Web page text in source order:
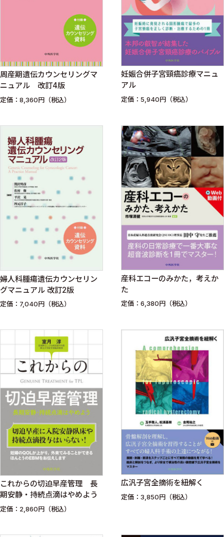
周産期遺伝カウンセリングマ
ニュアル 改訂4版
定価：8,360円（税込）
妊娠合併子宮頸癌診療マニュ
アル
定価：5,940円（税込）
婦人科腫瘍遺伝カウンセリン
グマニュアル 改訂2版
定価：7,040円（税込）
産科エコーのみかた，考えか
た
定価：6,380円（税込）
これからの切迫早産管理 長
期安静・持続点滴はやめよう
定価：2,860円（税込）
広汎子宮全摘術を紐解く
定価：3,850円（税込）